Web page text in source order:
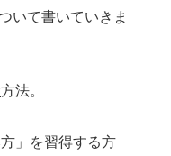
いて書いていきま
方法。
」を習得する方